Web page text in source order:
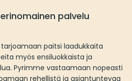
palvelu
paitsi laadukkaita
myös ensiluokkaista ja
Pyrimme vastaamaan nopeasti
rehellistä ja asiantuntevaa